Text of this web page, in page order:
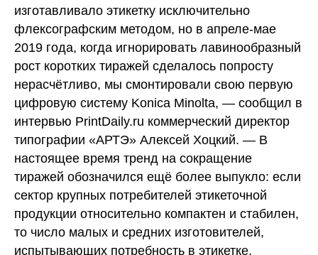
изготавливало этикетку исключительно
флексографским методом, но в апреле-мае
2019 года, когда игнорировать лавинообразный
рост коротких тиражей сделалось попросту
нерасчётливо, мы смонтировали свою первую
цифровую систему Konica Minolta, — сообщил в
интервью PrintDaily.ru коммерческий директор
типографии «АРТЭ» Алексей Хоцкий. — В
настоящее время тренд на сокращение
тиражей обозначился ещё более выпукло: если
сектор крупных потребителей этикеточной
продукции относительно компактен и стабилен,
то число малых и средних изготовителей,
испытывающих потребность в этикетке,